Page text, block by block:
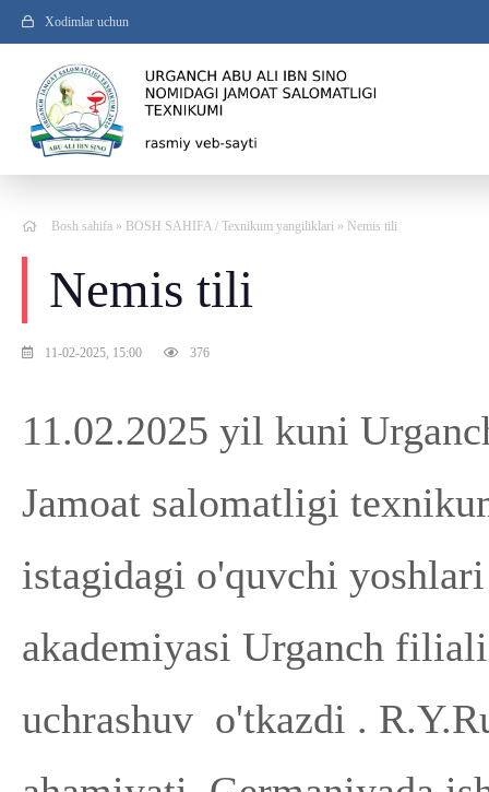
Xodimlar uchun
Bosh sahifa » BOSH SAHIFA / Texnikum yangiliklari » Nemis tili
Nemis tili
11-02-2025, 15:00 376
11.02.2025 yil kuni
Jamoat salomatligi
istagidagi o'quvchi
akademiyasi Urganch
uchrashuv o'tkazdi .